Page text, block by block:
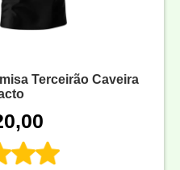
Terceirão Caveira